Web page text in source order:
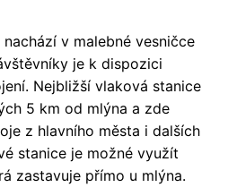
v malebné vesničce
je k dispozici
Nejbližší vlaková stanice
5 km od mlýna a zde
z hlavního města i dalších
stanice je možné využít
zastavuje přímo u mlýna.